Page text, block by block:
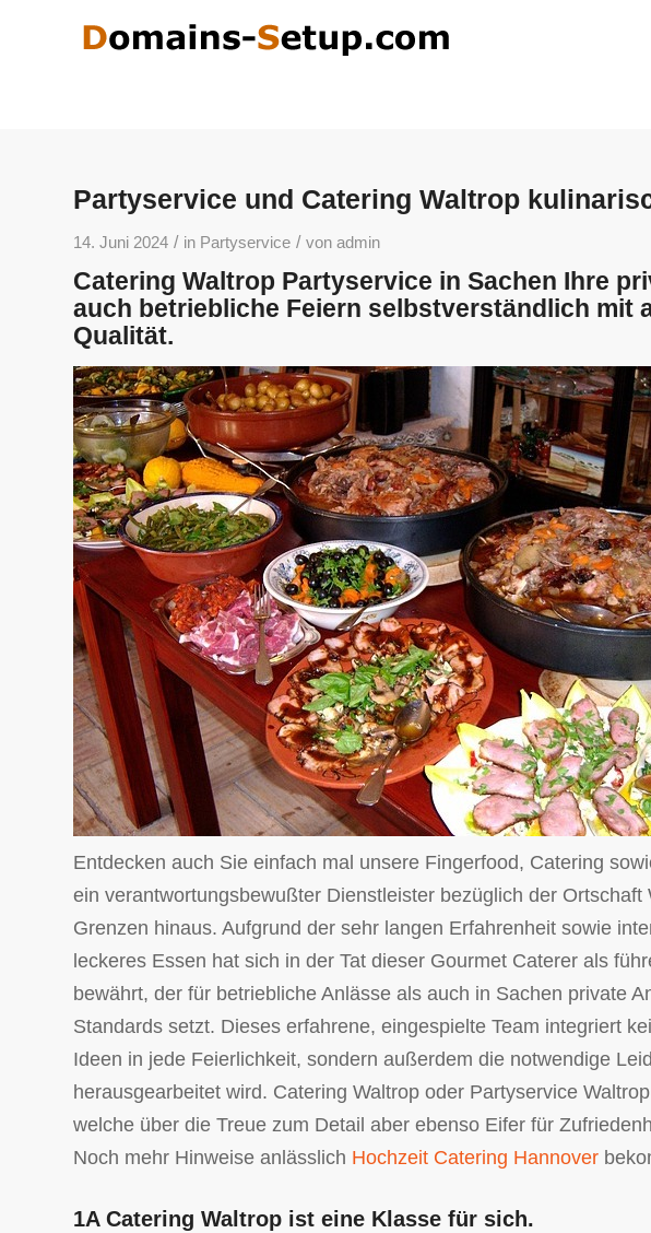
Partyservice und Catering Waltrop
14. Juni 2024 / in Partyservice / von admin
Catering Waltrop Partyservice in Sachen Ihre
auch betriebliche Feiern selbstverständlich mit
Qualität.
Entdecken auch Sie einfach mal unsere Fingerfood, Catering
ein verantwortungsbewußter Dienstleister bezüglich der
Grenzen hinaus. Aufgrund der sehr langen Erfahrenheit sowie
leckeres Essen hat sich in der Tat dieser Gourmet Caterer als
bewährt, der für betriebliche Anlässe als auch in Sachen private
Standards setzt. Dieses erfahrene, eingespielte Team integriert
Ideen in jede Feierlichkeit, sondern außerdem die notwendige
herausgearbeitet wird. Catering Waltrop oder Partyservice
welche über die Treue zum Detail aber ebenso Eifer für
Noch mehr Hinweise anlässlich Hochzeit Catering Hannover
1A Catering Waltrop ist eine Klasse für sich.